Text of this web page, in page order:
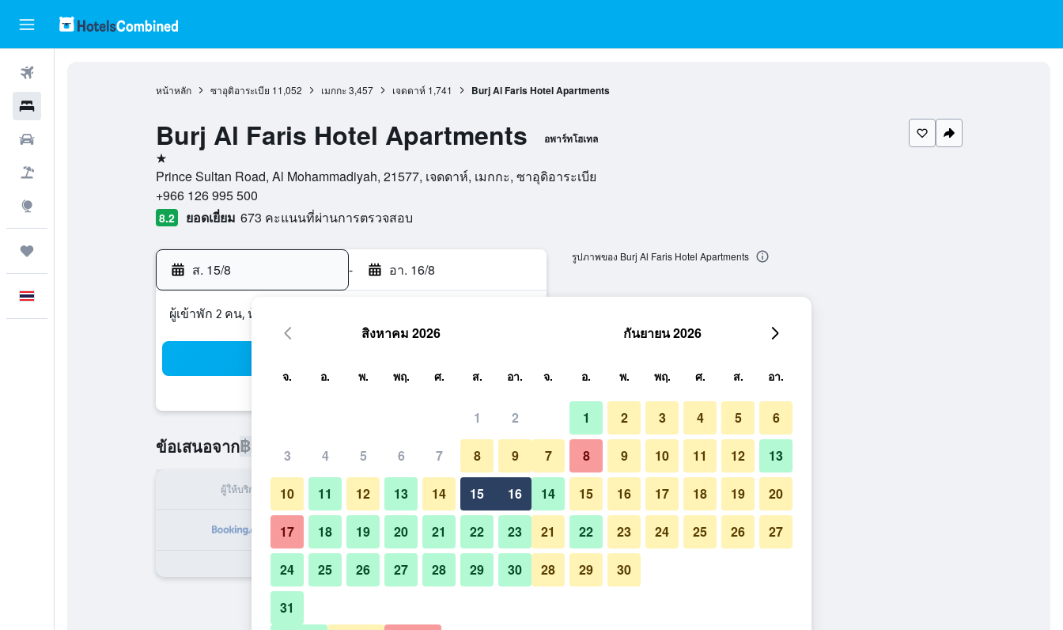
หน้าหลัก ซาอุดิอาระเบีย 11,052 เมกกะ 3,457 เจดดาห์ 1,741 Burj Al Faris Hotel Apartments
Burj Al Faris Hotel Apartments อพาร์ทโฮเทล
1 ดาว
Prince Sultan Road, Al Mohammadiyah, 21577, เจดดาห์, เมกกะ, ซาอุดิอาระเบีย
+966 126 995 500
8.2 ยอดเยี่ยม 673 คะแนนที่ผ่านการตรวจสอบ
ส. 15/8 - อา. 16/8
ผู้เข้าพัก 2 คน, ห้องพัก 1 ห้อง
ข้อเสนอจาก฿3,080
ผู้ให้บริการ ทั้งหมด (ต่อคืน)
฿3,080 เช็คดีล
รูปภาพของ Burj Al Faris Hotel Apartments
สิงหาคม 2026
จ. อ. พ. พฤ. ศ. ส. อา.
1 2
3 4 5 6 7 8 9
10 11 12 13 14 15 16
17 18 19 20 21 22 23
24 25 26 27 28 29 30
31
กันยายน 2026
จ. อ. พ. พฤ. ศ. ส. อา.
1 2 3 4 5 6
7 8 9 10 11 12 13
14 15 16 17 18 19 20
21 22 23 24 25 26 27
28 29 30